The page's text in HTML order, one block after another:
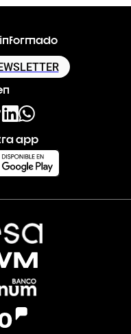
app